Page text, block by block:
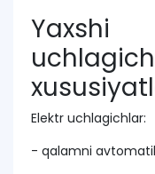
Elektr uchlagichlar:
- qalamni